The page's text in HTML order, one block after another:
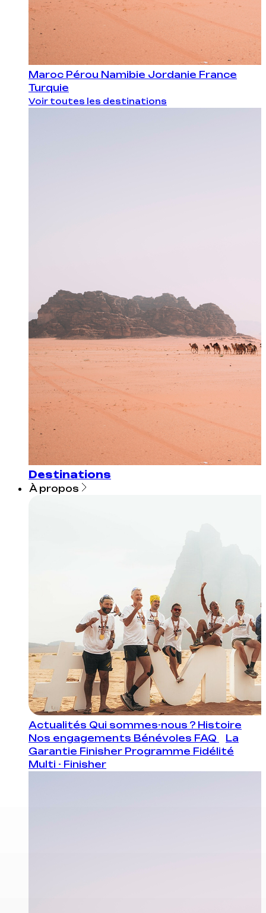
Maroc Pérou Namibie Jordanie France
Turquie
Voir toutes les destinations
Destinations
À propos
Actualités Qui sommes-nous ? Histoire
Nos engagements Bénévoles FAQ
La
Garantie Finisher Programme Fidélité
Multi - Finisher